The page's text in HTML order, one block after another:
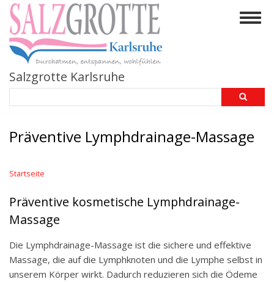
Direkt
zum
Inhalt
Salzgrotte Karlsruhe
Präventive Lymphdrainage-Massage
Startseite
Präventive kosmetische Lymphdrainage-
Massage
Die Lymphdrainage-Massage ist die sichere und effektive
Massage, die auf die Lymphknoten und die Lymphe selbst in
unserem Körper wirkt. Dadurch reduzieren sich die Ödeme